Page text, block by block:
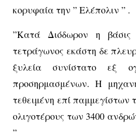
κορυφαία την ” Ελέπολιν ” .
”Κατά Διόδωρον η
τετράγωνος εκάστη δε
ξυλεία συνίστατο εξ
προσηρμασμένων. Η
τεθειμένη επί παμμεγίστων
ολιγοτέρους των 3400